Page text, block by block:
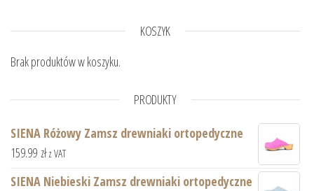
KOSZYK
Brak produktów w koszyku.
PRODUKTY
SIENA Różowy Zamsz drewniaki ortopedyczne
159.99 zł z VAT
SIENA Niebieski Zamsz drewniaki ortopedyczne